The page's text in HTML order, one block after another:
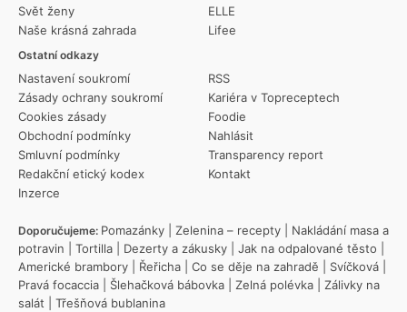
Svět ženy
Naše krásná zahrada
Ostatní odkazy
Nastavení soukromí
Zásady ochrany soukromí
Cookies zásady
Obchodní podmínky
Smluvní podmínky
Redakční etický kodex
Inzerce
RSS
Kariéra v Topreceptech
Foodie
Nahlásit
Transparency report
Kontakt
ELLE
Lifee
Doporučujeme: Pomazánky Zelenina – recepty
Nakládání masa a
potravin
Tortilla Dezerty a zákusky Jak na odpalované těsto
Americké brambory
Řeřicha Co se děje na zahradě Svíčková
Pravá focaccia
Šlehačková bábovka Zelná polévka
Zálivky na
salát
Třešňová bublanina